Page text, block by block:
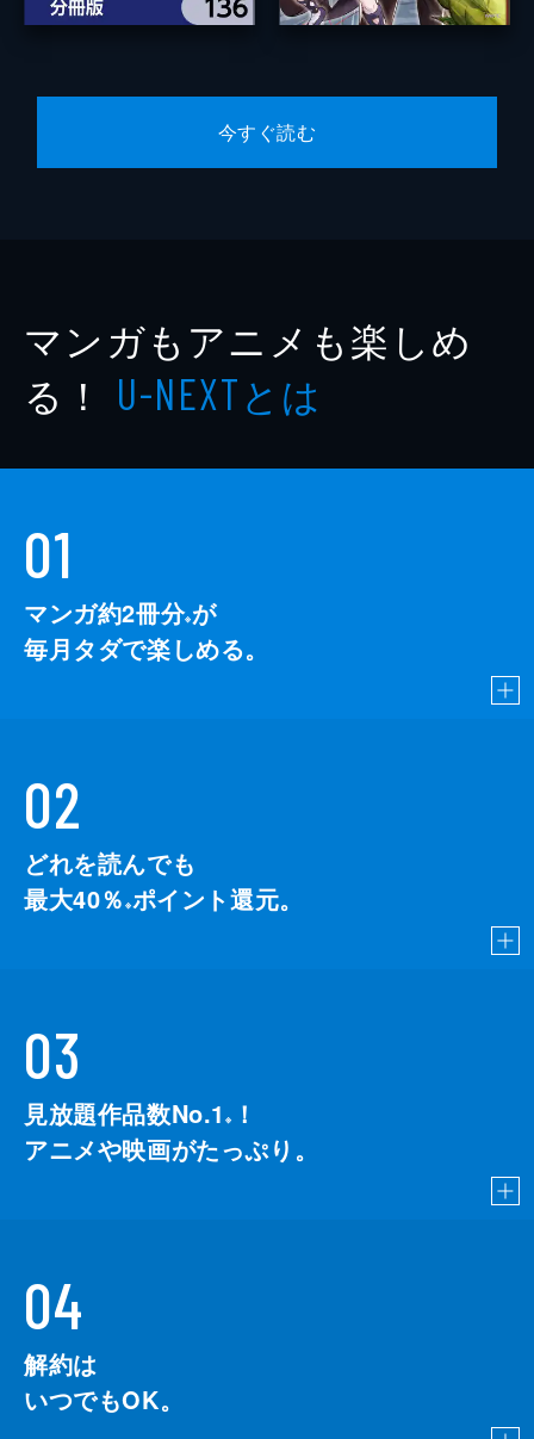
今すぐ読む
マンガもアニメも楽しめ
る！ U-NEXTとは
01
マンガ約2冊分※が
毎月タダで楽しめる。
02
どれを読んでも
最大40％ ※ポイント還元。
03
見放題作品数No.1 ※
！
アニメや映画がたっぷり。
04
解約は
いつでもOK。